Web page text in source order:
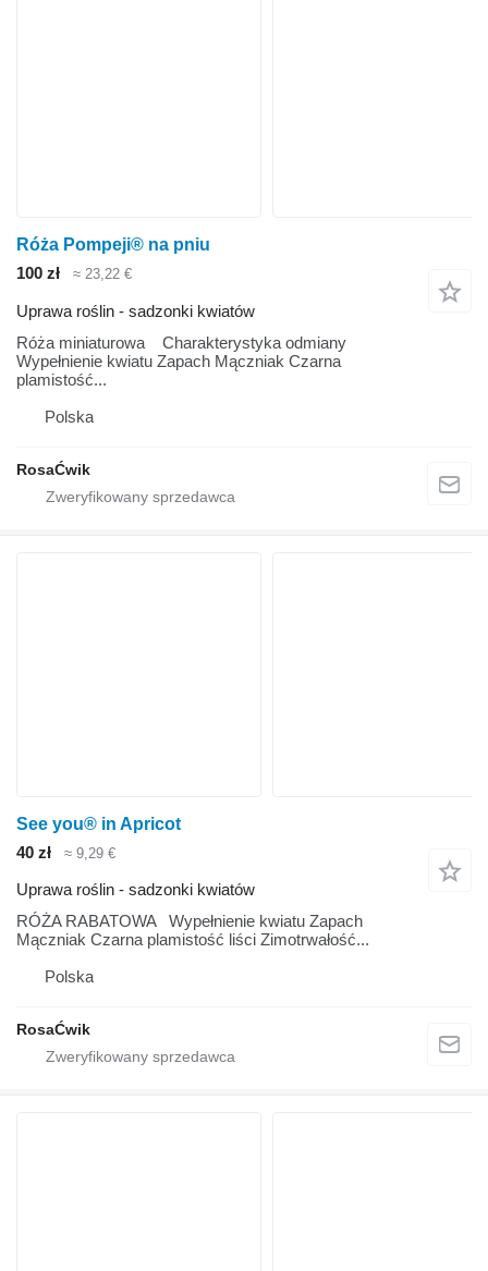
Róża Pompeji® na pniu
100 zł
≈ 23,22 €
Uprawa roślin - sadzonki kwiatów
Róża miniaturowa Charakterystyka odmiany
Wypełnienie kwiatu Zapach Mączniak Czarna
plamistość...
Polska
RosaĆwik
See you® in Apricot
40 zł
≈ 9,29 €
Uprawa roślin - sadzonki kwiatów
RÓŻA RABATOWA Wypełnienie kwiatu Zapach
Mączniak Czarna plamistość liści Zimotrwałość...
Polska
RosaĆwik